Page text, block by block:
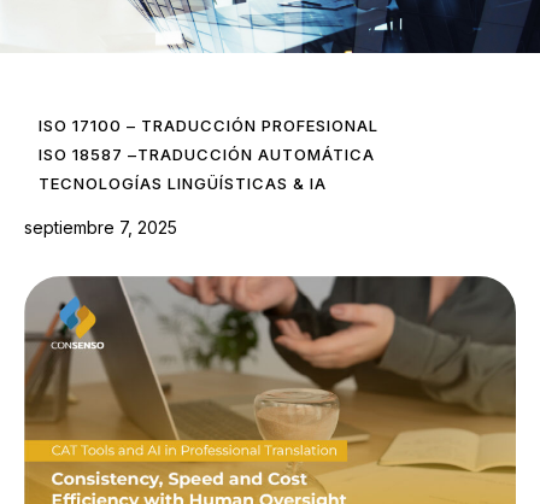
ISO 17100 – TRADUCCIÓN PROFESIONAL
ISO 18587 –TRADUCCIÓN AUTOMÁTICA
TECNOLOGÍAS LINGÜÍSTICAS & IA
septiembre 7, 2025